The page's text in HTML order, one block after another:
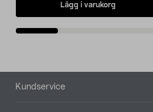
Lägg i varukorg
Sidfot
Kundservice